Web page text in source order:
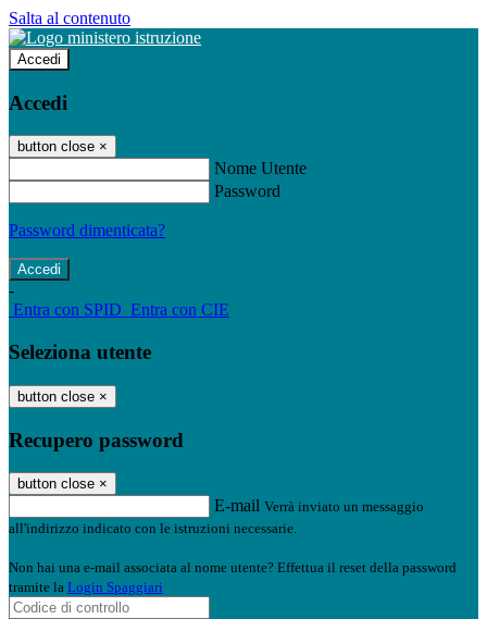
Salta al contenuto
Accedi
Accedi
button close ×
Nome Utente
Password
Password dimenticata?
-
Entra con SPID Entra con CIE
Seleziona utente
button close ×
Recupero password
button close ×
E-mail Verrà inviato un messaggio
all'indirizzo indicato con le istruzioni necessarie.
Non hai una e-mail associata al nome utente? Effettua il reset della password
tramite la Login Spaggiari